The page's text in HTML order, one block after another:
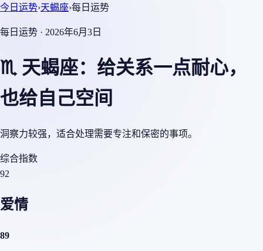
今日运势›天蝎座›每日运势
每日运势 · 2026年6月3日
♏ 天蝎座：给关系一点耐心，
也给自己空间
洞察力较强，适合处理需要专注和保密的事项。
综合指数
92
爱情
89